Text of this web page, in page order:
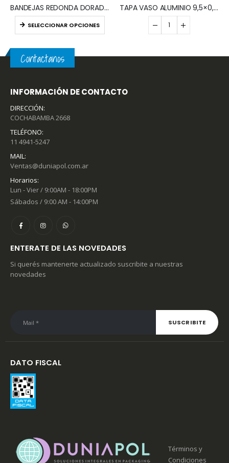
BANDEJAS REDONDA DORADAS / PLATA (x10)
SELECCIONAR OPCIONES
TAPA VASO ALUMINIO 9,5×0,5 (x100)
Contactanos
INFORMACIÓN DE CONTACTO
DIRECCIÓN:
COCHABAMBA 2668
TELÉFONO:
11 4941-5247
MAIL:
Ventas@duniapol.com.ar
Horarios:
Lun - Vier / 9:00AM - 18:00PM
Sábados / 9:00 AM - 14:00PM
ENTERATE DE LAS NOVEDADES
Si querés mantenerte actualizado suscribite a nuestras
novedades
DATO FISCAL
Términos y
Condiciones